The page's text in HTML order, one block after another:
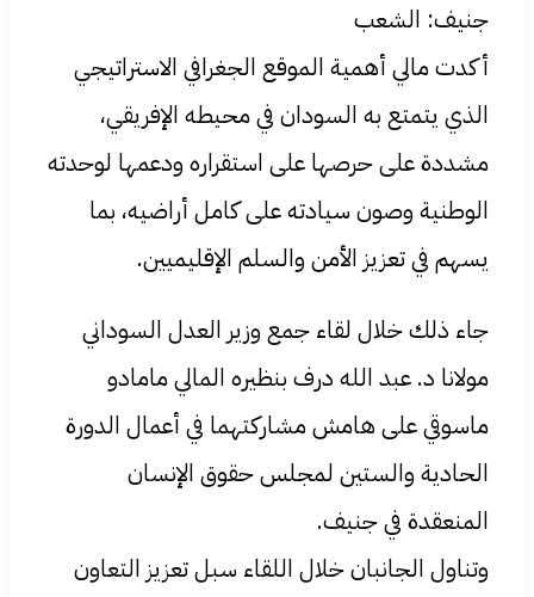
جنيف: الشعب
أكدت مالي أهمية الموقع الجغرافي الاستراتيجي
الذي يتمتع به السودان في محيطه الإفريقي،
مشددة على حرصها على استقراره ودعمها لوحدته
الوطنية وصون سيادته على كامل أراضيه، بما
يسهم في تعزيز الأمن والسلم الإقليميين.
جاء ذلك خلال لقاء جمع وزير العدل السوداني
مولانا د. عبد الله درف بنظيره المالي مامادو
ماسوقي على هامش مشاركتهما في أعمال الدورة
الحادية والستين لمجلس حقوق الإنسان
المنعقدة في جنيف.
وتناول الجانبان خلال اللقاء سبل تعزيز التعاون